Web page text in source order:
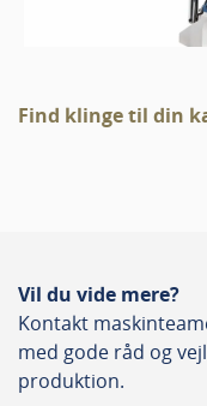
Find klinge til din
Vil du vide mere?
Kontakt
med gode råd og
produktion.